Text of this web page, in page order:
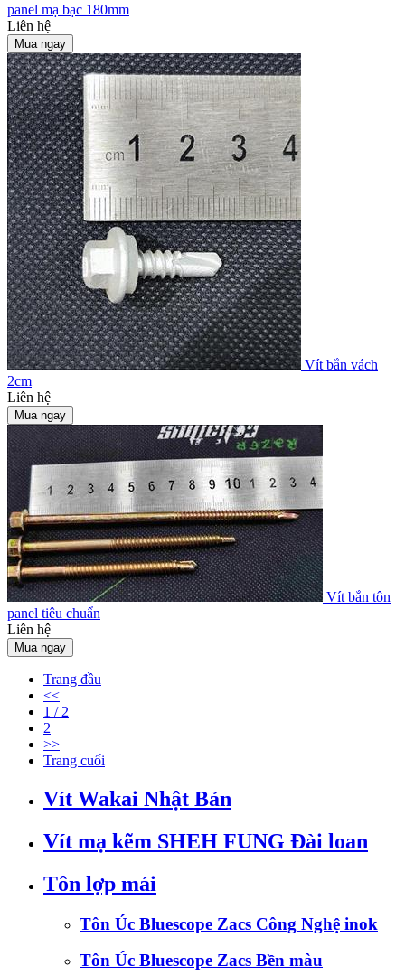
panel mạ bạc 180mm
Liên hệ
Mua ngay
Vít bắn vách
2cm
Liên hệ
Mua ngay
Vít bắn tôn
panel tiêu chuẩn
Liên hệ
Mua ngay
Trang đầu
<<
1 / 2
2
>>
Trang cuối
Vít Wakai Nhật Bản
Vít mạ kẽm SHEH FUNG Đài loan
Tôn lợp mái
Tôn Úc Bluescope Zacs Công Nghệ inok
Tôn Úc Bluescope Zacs Bền màu